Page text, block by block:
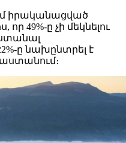
իրականացված
որ 49%-ը չի մեկնելու
ը նախընտրել է